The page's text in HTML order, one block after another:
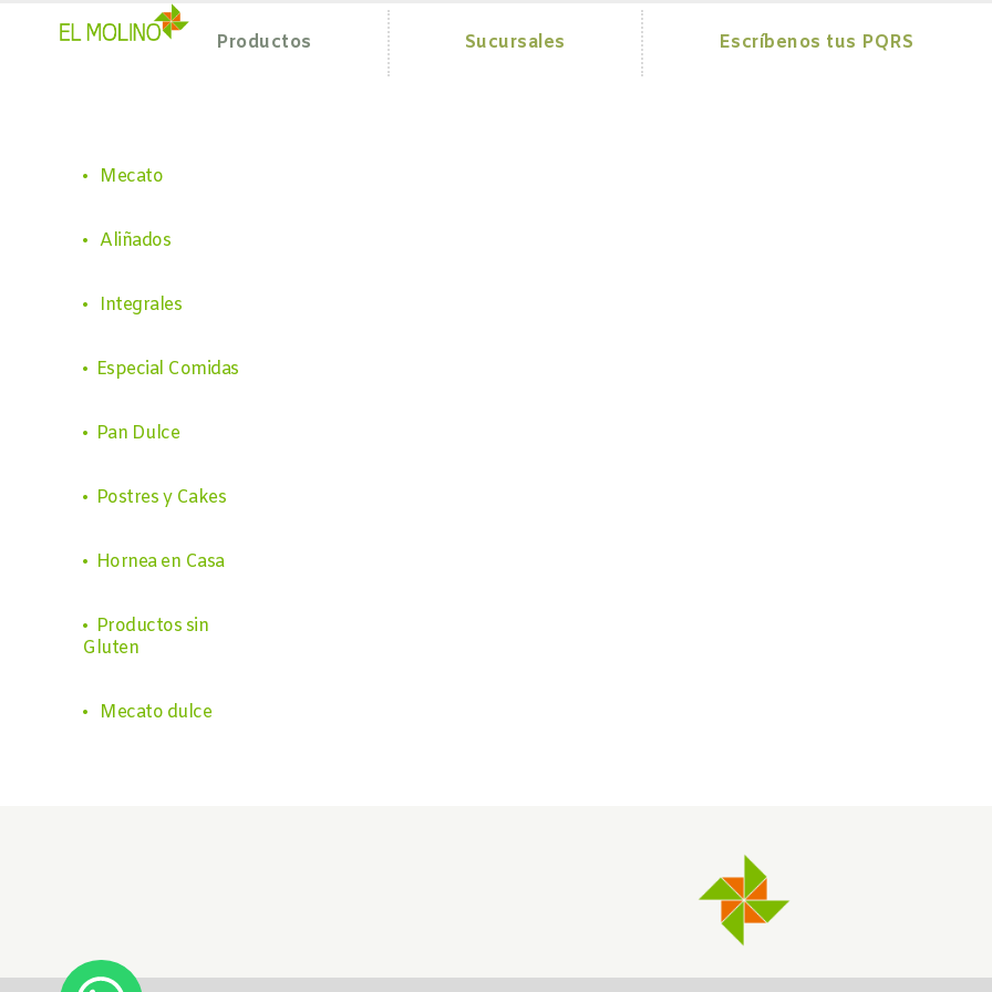
Productos Sucursales Escríbenos tus PQRS
• Mecato
• Aliñados
• Integrales
• Especial Comidas
• Pan Dulce
• Postres y Cakes
• Hornea en Casa
• Productos sin
Gluten
• Mecato dulce